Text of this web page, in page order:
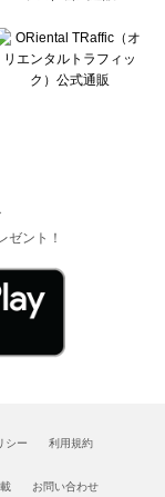
ゼント！
シー 利用規約
お問い合わせ